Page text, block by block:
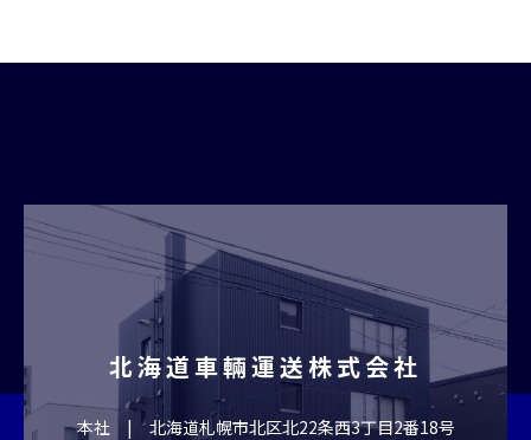
北海道車輛運送株式会社
本社 | 北海道札幌市北区北22条西3丁目2番18号